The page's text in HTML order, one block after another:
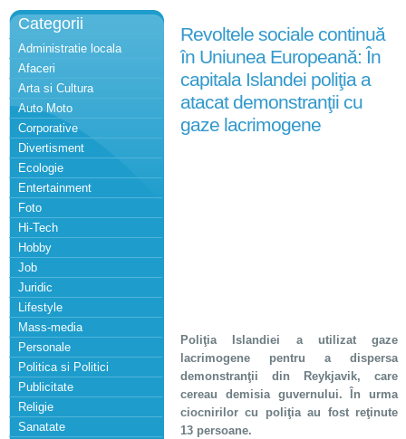
Categorii
Administratie locala
Afaceri
Arta si Cultura
Auto Moto
Corporative
Divertisment
Ecologie
Entertainment
Foto
Hi-Tech
Hobby
Job
Juridic
Lifestyle
Mass-media
Personale
Politica si Politici
Publicitate
Religie
Sanatate
Revoltele sociale continuă
în Uniunea Europeană: În
capitala Islandei poliţia a
atacat demonstranţii cu
gaze lacrimogene
Poliţia Islandiei a utilizat gaze
lacrimogene pentru a dispersa
demonstranţii din Reykjavik, care
cereau demisia guvernului. În urma
ciocnirilor cu poliţia au fost reţinute
13 persoane.